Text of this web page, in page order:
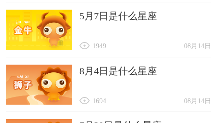
5月7日是什么星座
08月14日
1949
8月4日是什么星座
08月14日
1694